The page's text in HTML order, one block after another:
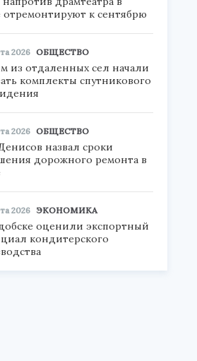
отремонтируют к сентябрю
2026 ОБЩЕСТВО
из отдаленных сел начали
комплекты спутникового
2026 ОБЩЕСТВО
назвал сроки
дорожного ремонта в
2026 ЭКОНОМИКА
оценили экспортный
кондитерского